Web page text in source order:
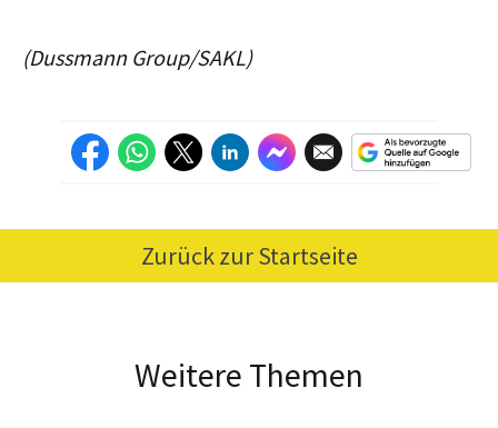
(Dussmann Group/SAKL)
Zurück zur Startseite
Weitere Themen